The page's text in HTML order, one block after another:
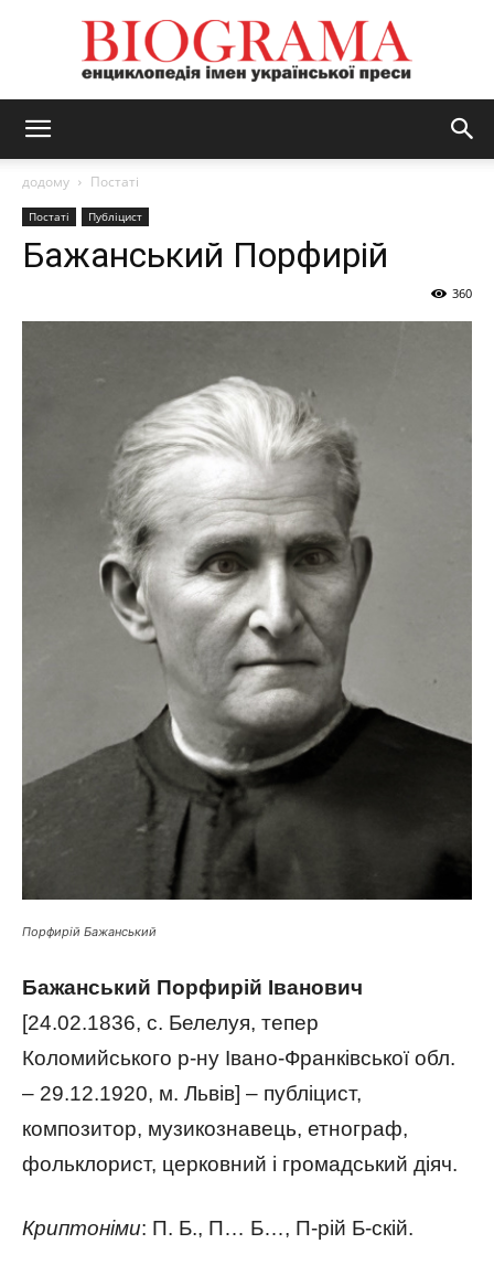
додому Постаті
Постаті Публіцист
Бажанський Порфирій
360
Порфирій Бажанський
Бажанський Порфирій Іванович
[24.02.1836, с. Белелуя, тепер
Коломийського р-ну Івано-Франківської обл.
– 29.12.1920, м. Львів] – публіцист,
композитор, музикознавець, етнограф,
фольклорист, церковний і громадський діяч.
Криптоніми: П. Б., П… Б…, П-рій Б-скій.